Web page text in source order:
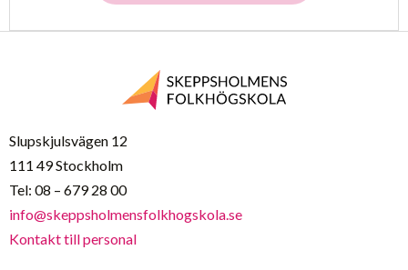
Slupskjulsvägen 12
111 49 Stockholm
Tel: 08 – 679 28 00
info@skeppsholmensfolkhogskola.se
Kontakt till personal